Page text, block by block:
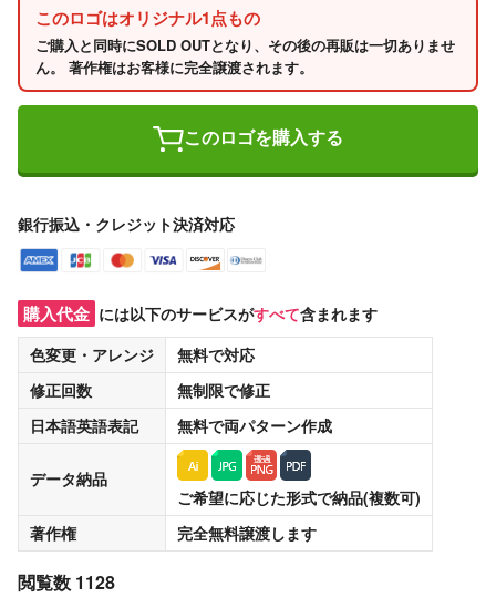
このロゴはオリジナル1点もの
ご購入と同時にSOLD OUTとなり、その後の再販は一切ありませ
ん。 著作権はお客様に完全譲渡されます。
このロゴを購入する
銀行振込・クレジット決済対応
購入代金 には以下のサービスがすべて含まれます
色変更・アレンジ
無料で対応
修正回数
無制限で修正
日本語英語表記
無料で両パターン作成
データ納品
ご希望に応じた形式で納品(複数可)
著作権
完全無料譲渡します
閲覧数 1128